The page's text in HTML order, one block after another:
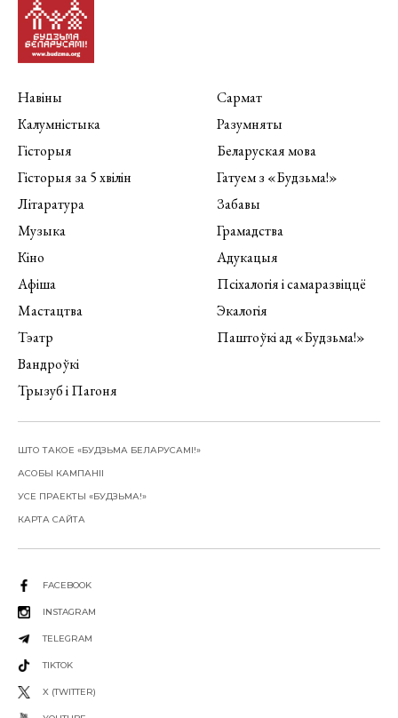
Навіны
Калумністыка
Гісторыя
Гісторыя за 5 хвілін
Літаратура
Музыка
Кіно
Афіша
Мастацтва
Тэатр
Вандроўкі
Трызуб і Пагоня
Сармат
Разумняты
Беларуская мова
Гатуем з «Будзьма!»
Забавы
Грамадства
Адукацыя
Псіхалогія і самаразвіццё
Экалогія
Паштоўкі ад «Будзьма!»
ШТО ТАКОЕ «БУДЗЬМА БЕЛАРУСАМІ!»
АСОБЫ КАМПАНІІ
УСЕ ПРАЕКТЫ «БУДЗЬМА!»
КАРТА САЙТА
FACEBOOK
INSTAGRAM
TELEGRAM
TIKTOK
X (TWITTER)